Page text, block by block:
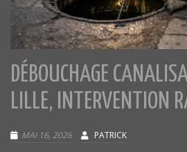
DÉBOUCHAGE
LILLE, INTERVENTION
MAI 16, 2026 PATRICK